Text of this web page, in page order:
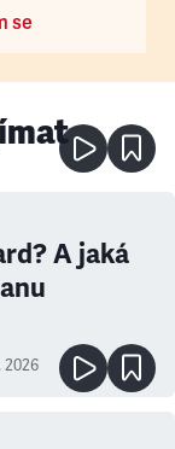
se
A jaká
2026